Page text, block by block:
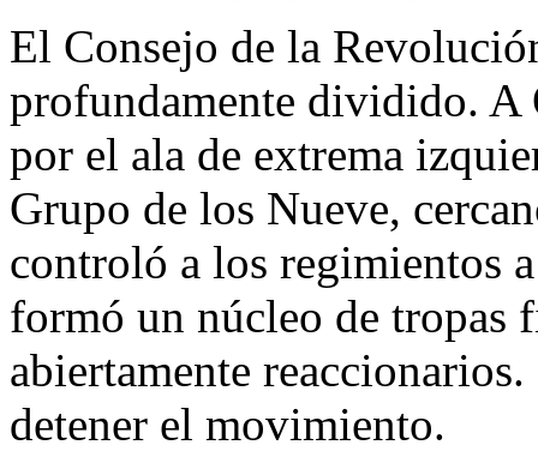
El Consejo de la
profundamente dividido. A
por el ala de extrema
Grupo de los Nueve,
controló a los regimientos
formó un núcleo de tropas
abiertamente
detener el movimiento.